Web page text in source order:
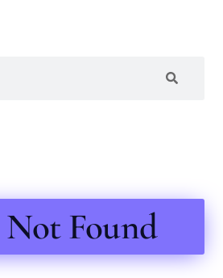
Not Found